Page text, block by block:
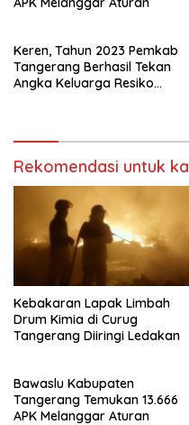
Keren, Tahun 2023 Pemkab
Tangerang Berhasil Tekan
Angka Keluarga Resiko
Rekomendasi untuk
Kebakaran Lapak Limbah
Drum Kimia di Curug
Tangerang Diiringi Ledakan
Bawaslu Kabupaten
Tangerang Temukan 13.666
APK Melanggar Aturan